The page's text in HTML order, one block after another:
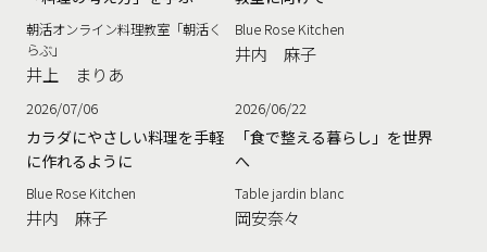
朝活オンライン料理教室「朝活く
らぶ」
井上 まりあ
Blue Rose Kitchen
井内 麻子
2026/07/06
カラダにやさしい料理を手軽
に作れるように
Blue Rose Kitchen
井内 麻子
2026/06/22
「食で整える暮らし」を世界
へ
Table jardin blanc
岡安奈々